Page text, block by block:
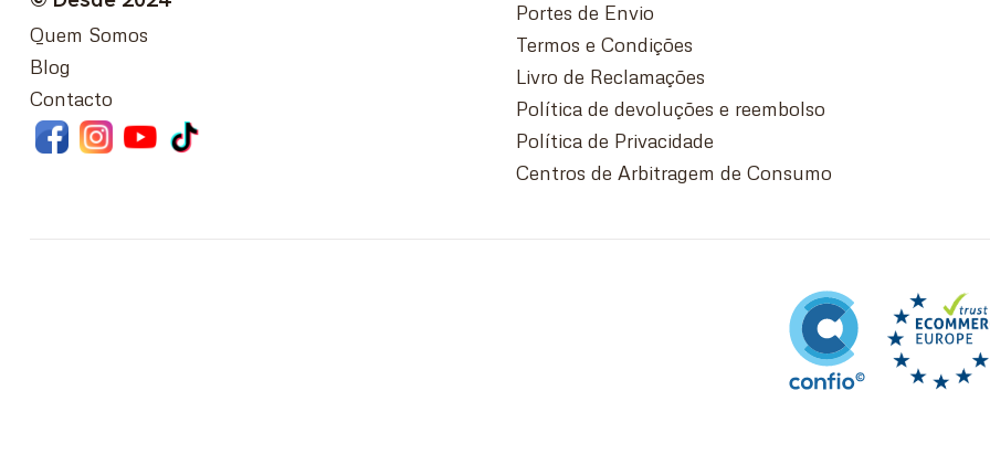
Quem Somos
Blog
Contacto
Portes de Envio
Termos e Condições
Livro de Reclamações
Política de devoluções e reembolso
Política de Privacidade
Centros de Arbitragem de Consumo